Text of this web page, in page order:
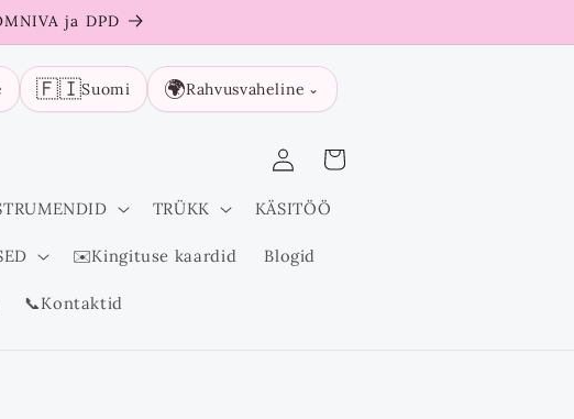
ja DPD
🇫🇮Suomi 🌍Rahvusvaheline ⌄
TRÜKK KÄSITÖÖ
✉️Kingituse kaardid Blogid
📞Kontaktid
Logi
sisse
Ostukorv